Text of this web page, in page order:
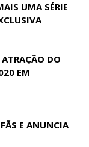
UMA SÉRIE
DO
EM
E ANUNCIA